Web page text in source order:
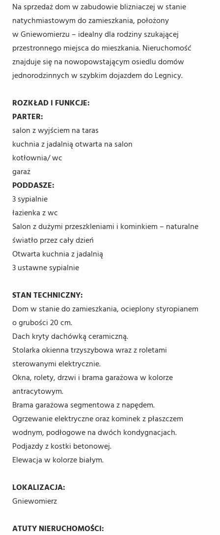
Na sprzedaż dom w zabudowie blizniaczej w stanie
natychmiastowym do zamieszkania, położony
w Gniewomierzu – idealny dla rodziny szukającej
przestronnego miejsca do mieszkania. Nieruchomość
znajduje się na nowopowstającym osiedlu domów
jednorodzinnych w szybkim dojazdem do Legnicy.
ROZKŁAD I FUNKCJE:
PARTER:
salon z wyjściem na taras
kuchnia z jadalnią otwarta na salon
kotłownia/ wc
garaż
PODDASZE:
3 sypialnie
łazienka z wc
Salon z dużymi przeszkleniami i kominkiem – naturalne
światło przez cały dzień
Otwarta kuchnia z jadalnią
3 ustawne sypialnie
STAN TECHNICZNY:
Dom w stanie do zamieszkania, ocieplony styropianem
o grubości 20 cm.
Dach kryty dachówką ceramiczną.
Stolarka okienna trzyszybowa wraz z roletami
sterowanymi elektrycznie.
Okna, rolety, drzwi i brama garażowa w kolorze
antracytowym.
Brama garażowa segmentowa z napędem.
Ogrzewanie elektryczne oraz kominek z płaszczem
wodnym, podłogowe na dwóch kondygnacjach.
Podjazdy z kostki betonowej.
Elewacja w kolorze białym.
LOKALIZACJA:
Gniewomierz
ATUTY NIERUCHOMOŚCI: